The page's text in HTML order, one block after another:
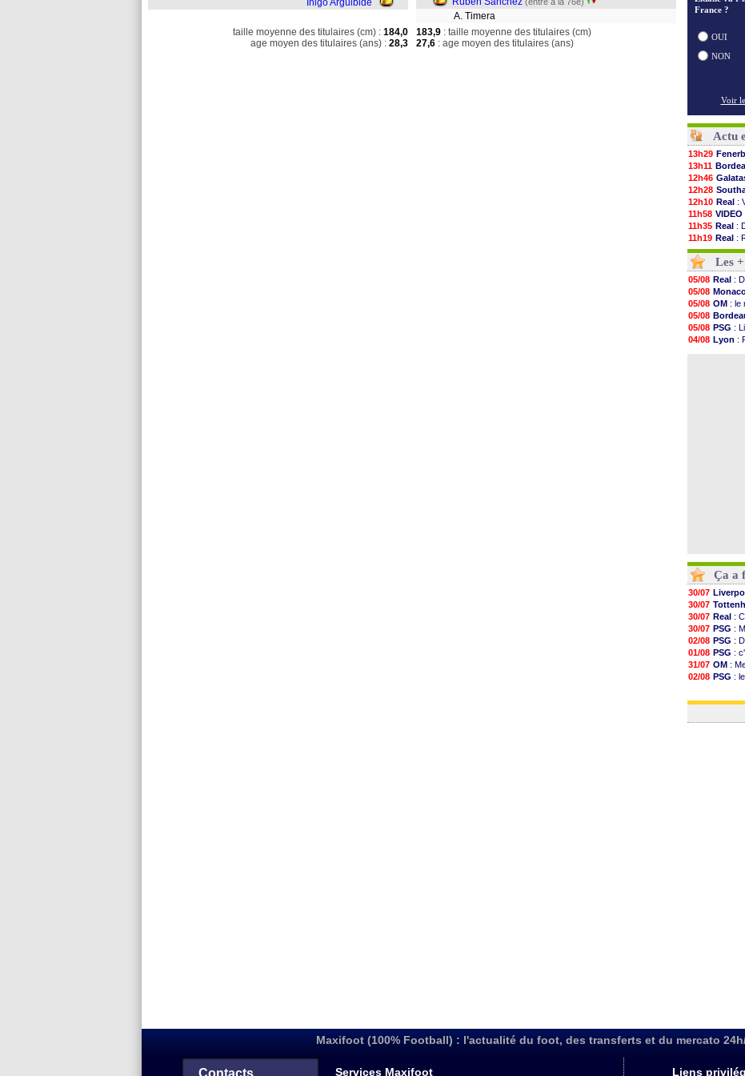
Íñigo Arguibide
A. Timera
taille moyenne des titulaires (cm) : 184,0
age moyen des titulaires (ans) : 28,3
183,9 : taille moyenne des titulaires (cm)
27,6 : age moyen des titulaires (ans)
France ?
OUI
NON
Voir
Actu
13h29
13h11
12h46
12h28
12h10 Real :
11h58 VIDEO
11h35 Real :
11h19 Real :
11h07 PSG:
10h53
10h36 PSG:
10h13
Real :
09h51
Barça
09h32
FIFA:
09h11
Abha:
08h57
Real :
08h39
Les
05/08 Real :
05/08
05/08 OM : le
05/08
05/08 PSG :
04/08 Lyon :
Ça a
30/07
30/07
30/07 Real :
30/07 PSG :
02/08 PSG :
01/08 PSG :
31/07 OM :
02/08 PSG :
03/08 FIFA:
Maxifoot (100% Football) : l'actualité du foot, des transferts et du mercato
Contacts Services Maxifoot Liens